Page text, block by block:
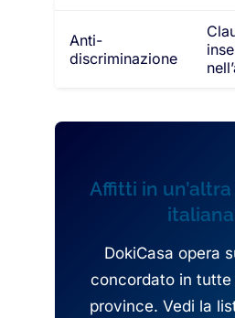
Anti-
discriminazione
Affitti in
DokiCasa opera
concordato in tutte
province. Vedi la